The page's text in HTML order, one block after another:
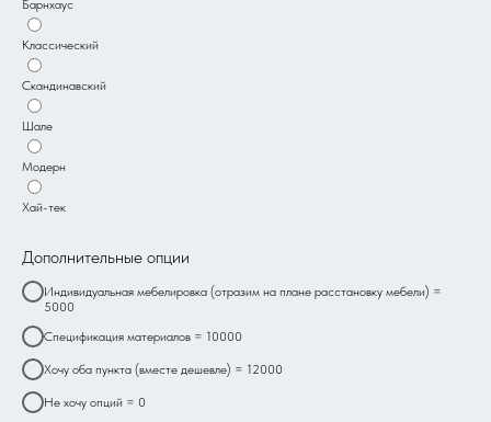
Барнхаус
Классический
Скандинавский
Шале
Модерн
Хай-тек
Дополнительные опции
Индивидуальная мебелировка (отразим на плане расстановку мебели) =
5000
Спецификация материалов = 10000
Хочу оба пункта (вместе дешевле) = 12000
Не хочу опций = 0